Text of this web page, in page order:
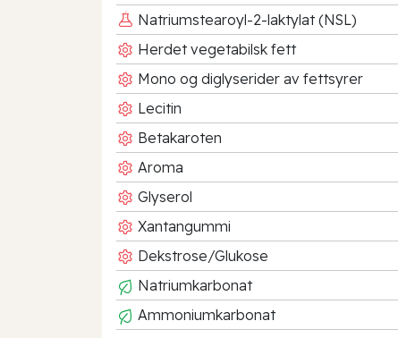
Natriumstearoyl-2-laktylat (NSL)
Herdet vegetabilsk fett
Mono og diglyserider av fettsyrer
Lecitin
Betakaroten
Aroma
Glyserol
Xantangummi
Dekstrose/Glukose
Natriumkarbonat
Ammoniumkarbonat